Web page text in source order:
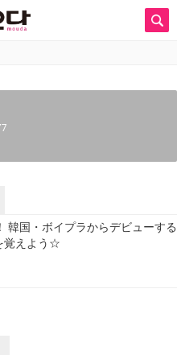
韓国・ボイプラからデビューする
覚えよう☆